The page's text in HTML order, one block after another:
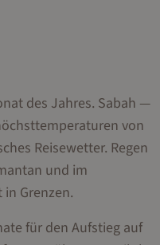
des Jahres. Sabah —
von
Reisewetter. Regen
und im
Grenzen.
für den Aufstieg auf